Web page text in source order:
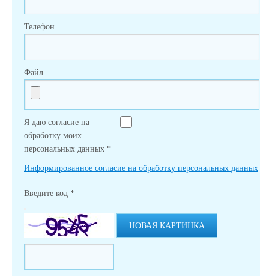
Телефон
Файл
Я даю согласие на
обработку моих
персональных данных *
Информированное согласие на обработку персональных данных
Введите код *
НОВАЯ КАРТИНКА